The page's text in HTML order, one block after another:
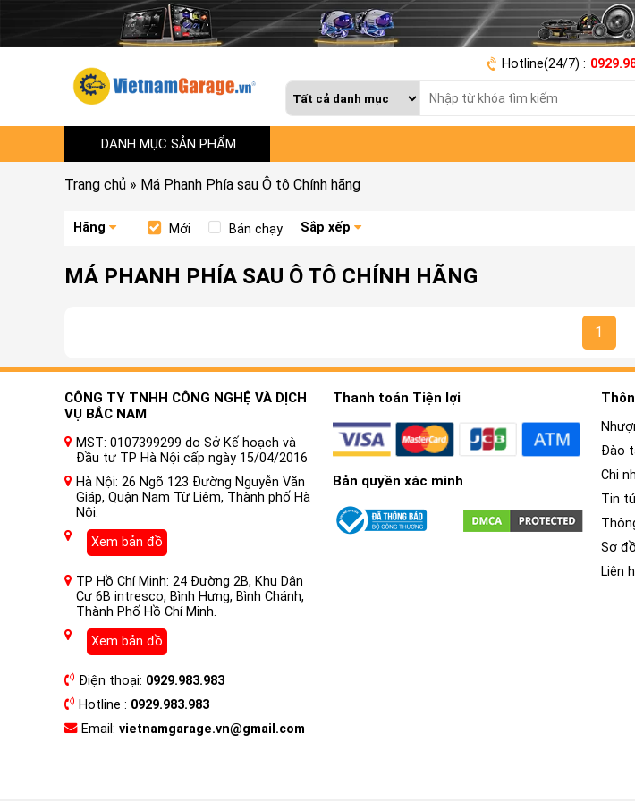
Hotline(24/7) :
DANH MỤC SẢN PHẨM
Trang chủ » Má Phanh Phía sau Ô tô Chính hãng
Hãng Mới Bán chạy Sắp xếp
MÁ PHANH PHÍA SAU Ô TÔ CHÍNH HÃNG
1
CÔNG TY TNHH CÔNG NGHỆ VÀ DỊCH
VỤ BẮC NAM
MST: 0107399299 do Sở Kế hoạch và
Đầu tư TP Hà Nội cấp ngày 15/04/2016
Hà Nội: 26 Ngõ 123 Đường Nguyễn Văn
Giáp, Quận Nam Từ Liêm, Thành phố Hà
Nội.
Xem bản đồ
TP Hồ Chí Minh: 24 Đường 2B, Khu Dân
Cư 6B intresco, Bình Hưng, Bình Chánh,
Thành Phố Hồ Chí Minh.
Xem bản đồ
Điện thoại: 0929.983.983
Hotline : 0929.983.983
Email: vietnamgarage.vn@gmail.com
Thanh toán Tiện lợi
Bản quyền xác minh
Đào
Chi
Tin
Sơ
Liên